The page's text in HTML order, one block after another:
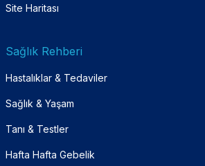
Site Haritası
Sağlık Rehberi
Hastalıklar & Tedaviler
Sağlık & Yaşam
Tanı & Testler
Hafta Hafta Gebelik